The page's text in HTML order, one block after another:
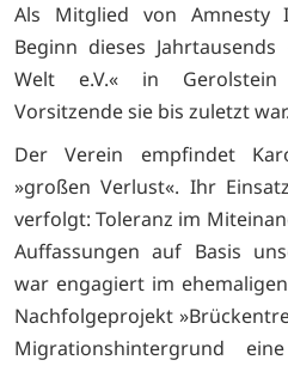
Als Mitglied von Amnesty
Beginn dieses
Welt e.V.« in Gerolstein
Vorsitzende sie bis zuletzt war.
Der Verein empfindet
»großen Verlust«. Ihr
verfolgt: Toleranz im
Auffassungen auf Basis
war engagiert im
Nachfolgeprojekt
Migrationshintergrund